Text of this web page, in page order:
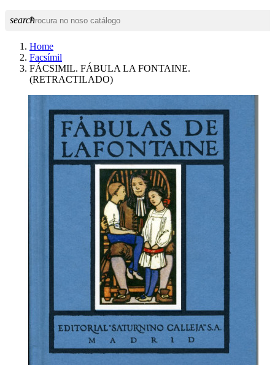
search
Home
Facsímil
FÁCSIMIL. FÁBULA LA FONTAINE.
(RETRACTILADO)